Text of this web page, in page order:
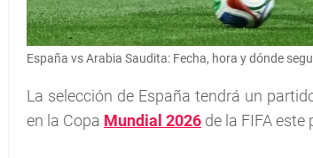
España vs Arabia Saudita: Fecha, hora y dónde
La selección de España tendrá un
en la Copa Mundial 2026 de la FIFA